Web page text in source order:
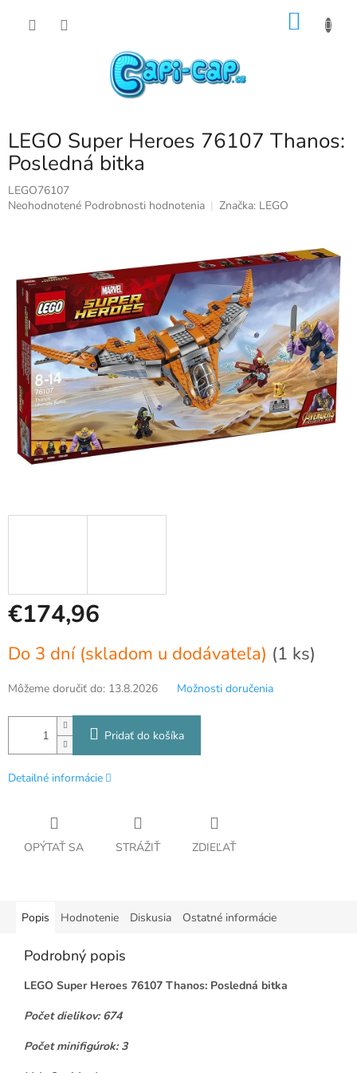
LEGO Super Heroes 76107 Thanos:
Posledná bitka
LEGO76107
Priemerné
hviezdičiek.
Neohodnotené Podrobnosti hodnotenia Značka: LEGO
€174,96
cena:
Do 3 dní (skladom u dodávateľa) (1 ks)
Môžeme doručiť do: 13.8.2026 Možnosti doručenia
Pridať do košíka
Detailné informácie
OPÝTAŤ SA STRÁŽIŤ ZDIEĽAŤ
Popis Hodnotenie Diskusia Ostatné informácie
Podrobný popis
LEGO Super Heroes 76107 Thanos: Posledná bitka
Počet dielikov: 674
Počet minifigúrok: 3